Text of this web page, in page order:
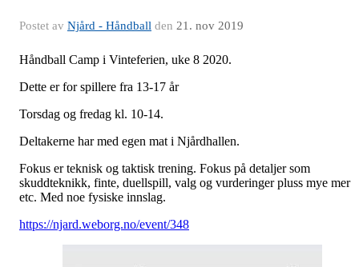
Postet av Njård - Håndball den 21. nov 2019
Håndball Camp i Vinteferien, uke 8 2020.
Dette er for spillere fra 13-17 år
Torsdag og fredag kl. 10-14.
Deltakerne har med egen mat i Njårdhallen.
Fokus er teknisk og taktisk trening. Fokus på detaljer som
skuddteknikk, finte, duellspill, valg og vurderinger pluss mye mer
etc. Med noe fysiske innslag.
https://njard.weborg.no/event/348